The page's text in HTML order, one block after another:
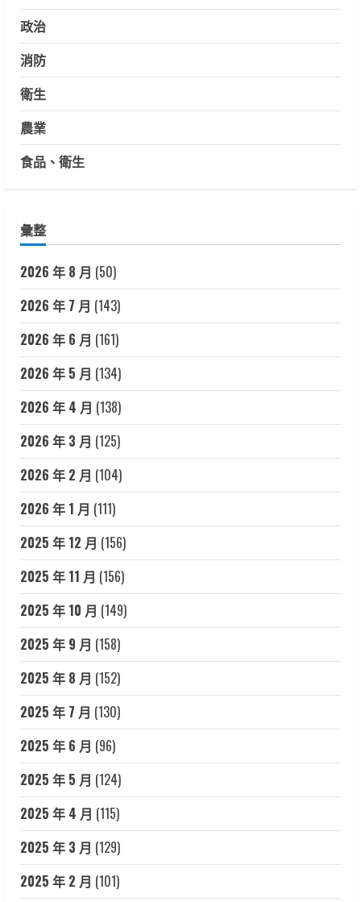
政治
消防
衛生
農業
食品、衛生
彙整
2026 年 8 月 (50)
2026 年 7 月 (143)
2026 年 6 月 (161)
2026 年 5 月 (134)
2026 年 4 月 (138)
2026 年 3 月 (125)
2026 年 2 月 (104)
2026 年 1 月 (111)
2025 年 12 月 (156)
2025 年 11 月 (156)
2025 年 10 月 (149)
2025 年 9 月 (158)
2025 年 8 月 (152)
2025 年 7 月 (130)
2025 年 6 月 (96)
2025 年 5 月 (124)
2025 年 4 月 (115)
2025 年 3 月 (129)
2025 年 2 月 (101)